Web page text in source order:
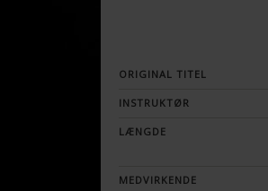
ORIGINAL TITEL
INSTRUKTØR
LÆNGDE
MEDVIRKENDE